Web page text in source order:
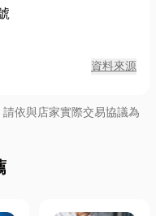
資料來源
依與店家實際交易協議為